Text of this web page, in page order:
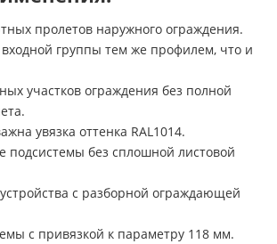
пролетов наружного ограждения.
группы тем же профилем, что и
участков ограждения без полной
увязка оттенка RAL1014.
подсистемы без сплошной листовой
с разборной ограждающей
с привязкой к параметру 118 мм.